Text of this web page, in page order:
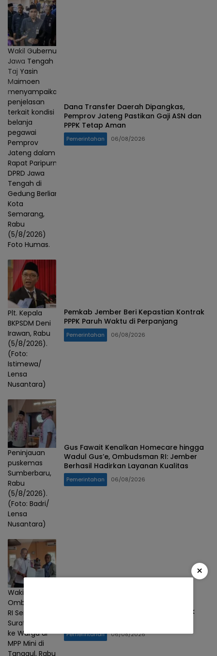
Wakil Gubernur
Jawa Tengah
Taj Yasin
Maimoen
menyampaikan
penjelasan
terkait kondisi
belanja
pegawai
Pemprov
Jateng dalam
Rapat Paripurna
DPRD Jawa
Tengah di
Gedung Berlian,
Kota
Semarang,
Rabu
(5/8/2026)
Foto Humas.
Dana Transfer Daerah Dipangkas,
Pemprov Jateng Pastikan Gaji ASN dan
PPPK Tetap Aman
Pemerintahan 06/08/2026
Plt. Kepala
BKPSDM Deni
Irawan, Rabu
(5/8/2026).
(Foto:
Istimewa/
Lensa
Nusantara)
Pemkab Jember Beri Kepastian Kontrak
PPPK Paruh Waktu di Perpanjang
Pemerintahan 06/08/2026
Peninjauan
puskemas
Sumberbaru,
Rabu
(5/8/2026).
(Foto: Badri/
Lensa
Nusantara)
Gus Fawait Kenalkan Homecare hingga
Wadul Gus’e, Ombudsman RI: Jember
Berhasil Hadirkan Layanan Kualitas
Pemerintahan 06/08/2026
Wakil Ketua
Ombudsman
RI Serahkan
Surat Perijinan
ke Warga di
MPP Mini di
Tanggul, Rabu
Pelayanan Publik MPP Mini Sudah Baik
Pemerintahan 06/08/2026
×